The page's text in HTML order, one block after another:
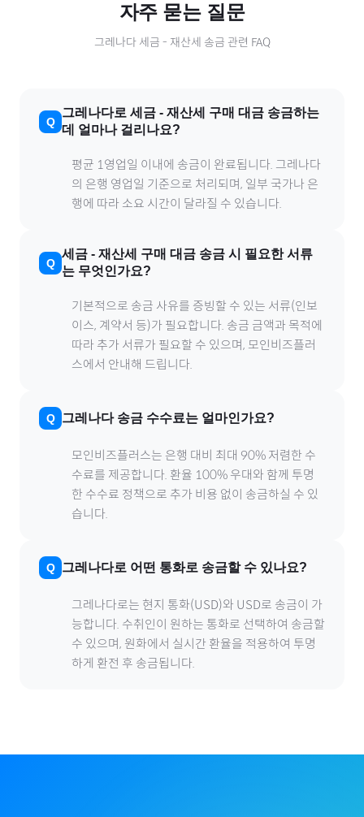
자주 묻는 질문
그레나다 세금 - 재산세 송금 관련 FAQ
그레나다로 세금 - 재산세
구매 대금 송금하는
데 얼마나 걸리나요?
평균 1영업일 이내에 송금이 완료됩니다. 그레나다
의 은행 영업일 기준으로 처리되며, 일부 국가나 은
행에 따라 소요 시간이 달라질 수 있습니다.
세금 - 재산세
구매 대금 송금 시 필요한 서류
는 무엇인가요?
기본적으로 송금 사유를 증빙할 수 있는 서류(인보
이스, 계약서 등)가 필요합니다. 송금 금액과 목적에
따라 추가 서류가 필요할 수 있으며, 모인비즈플러
스에서 안내해 드립니다.
그레나다송금 수수료는 얼마인가요?
모인비즈플러스는 은행 대비 최대 90% 저렴한 수
수료를 제공합니다. 환율 100% 우대와 함께 투명
한 수수료 정책으로 추가 비용 없이 송금하실 수 있
습니다.
그레나다로 어떤 통화로 송금할 수 있나요?
그레나다로는 현지 통화(USD)와 USD로 송금이 가
능합니다. 수취인이 원하는 통화로 선택하여 송금할
수 있으며, 원화에서 실시간 환율을 적용하여 투명
하게 환전 후 송금됩니다.